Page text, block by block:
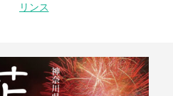
リンス